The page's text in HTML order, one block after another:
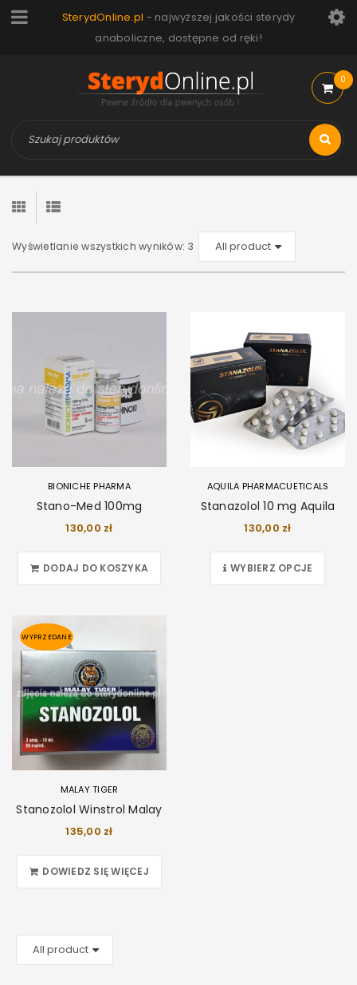
SterydOnline.pl - najwyższej jakości sterydy
anaboliczne, dostępne od ręki!
0
Wyświetlanie wszystkich wyników: 3
BIONICHE PHARMA
Stano-Med 100mg
130,00 zł
DODAJ DO KOSZYKA
AQUILA PHARMACUETICALS
Stanazolol 10 mg Aquila
130,00 zł
WYBIERZ OPCJE
WYPRZEDANE
MALAY TIGER
Stanozolol Winstrol Malay
135,00 zł
DOWIEDZ SIĘ WIĘCEJ